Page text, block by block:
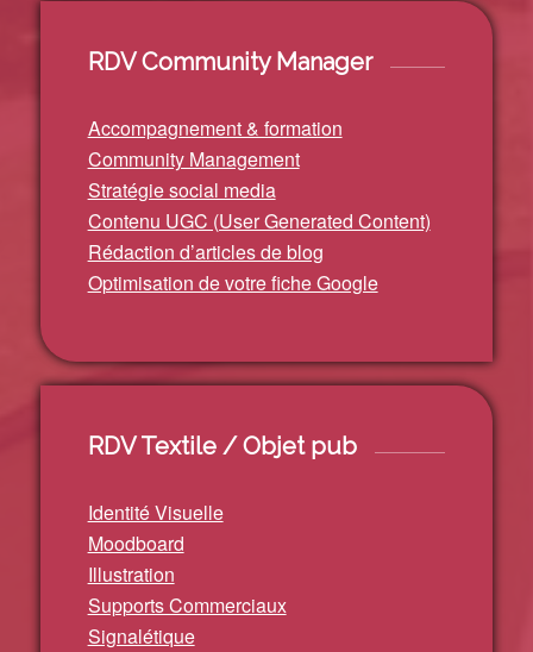
RDV Community Manager
Accompagnement & formation
Community Management
Stratégie social media
Contenu UGC (User Generated Content)
Rédaction d’articles de blog
Optimisation de votre fiche Google
RDV Textile / Objet pub
Identité Visuelle
Moodboard
Illustration
Supports Commerciaux
Signalétique